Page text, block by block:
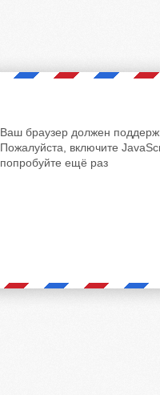
Ваш браузер должен
Пожалуйста, включите
попробуйте ещё раз